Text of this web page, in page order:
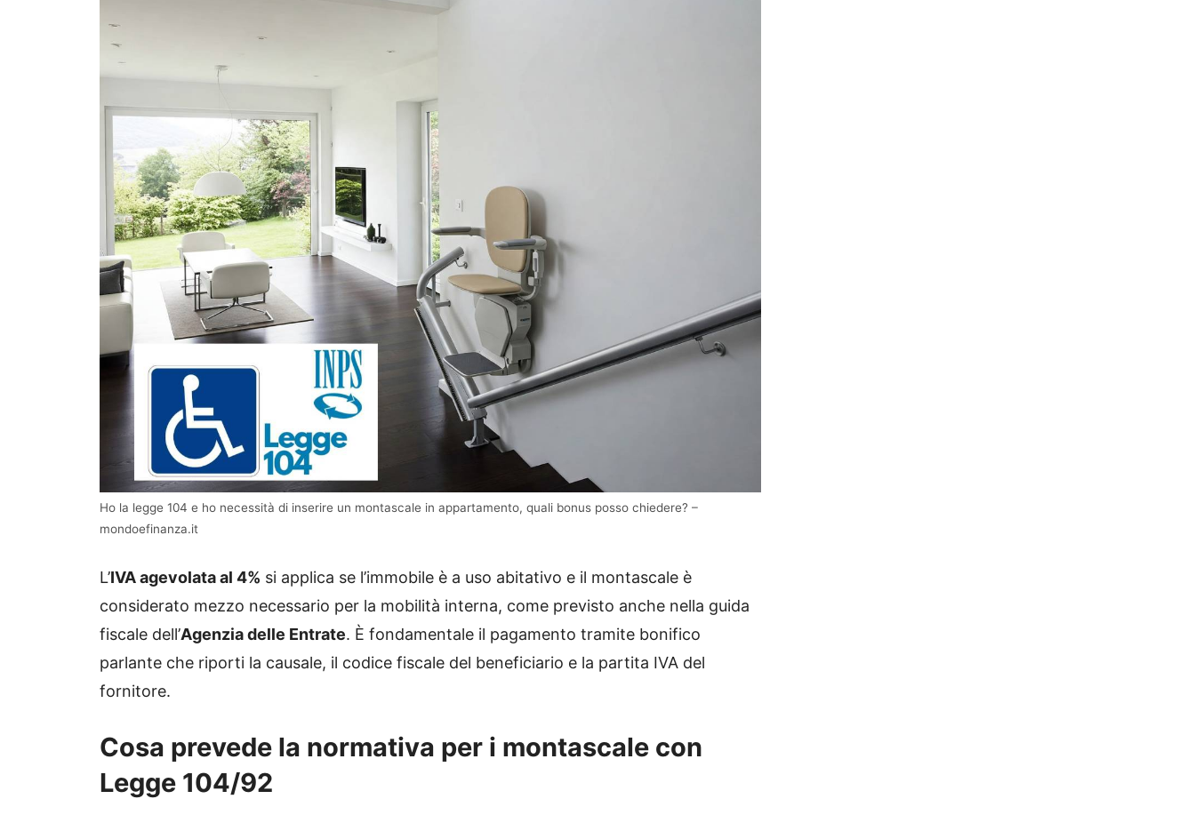
Ho la legge 104 e ho necessità di inserire un montascale in appartamento, quali bonus posso chiedere? –
mondoefinanza.it
L’IVA agevolata al 4% si applica se l’immobile è a uso abitativo e il montascale è
considerato mezzo necessario per la mobilità interna, come previsto anche nella guida
fiscale dell’Agenzia delle Entrate. È fondamentale il pagamento tramite bonifico
parlante che riporti la causale, il codice fiscale del beneficiario e la partita IVA del
fornitore.
Cosa prevede la normativa per i montascale con
Legge 104/92